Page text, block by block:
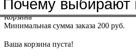
Меню+7(4912)50-37-50sbit@krep62.ru
Корзина
Минимальная сумма заказа 200 руб.
Ваша корзина пуста!
Почему выбирают